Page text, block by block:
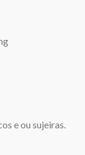
e ou sujeiras.